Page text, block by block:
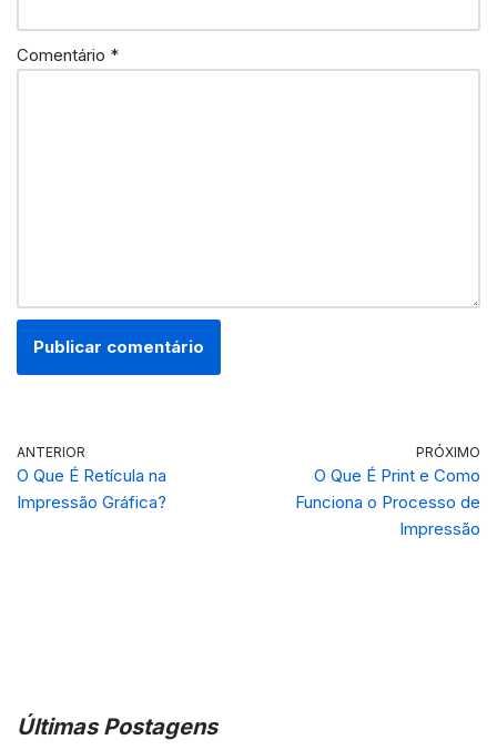
Comentário *
ANTERIOR
O Que É Retícula na
Impressão Gráfica?
PRÓXIMO
O Que É Print e Como
Funciona o Processo de
Impressão
Últimas Postagens